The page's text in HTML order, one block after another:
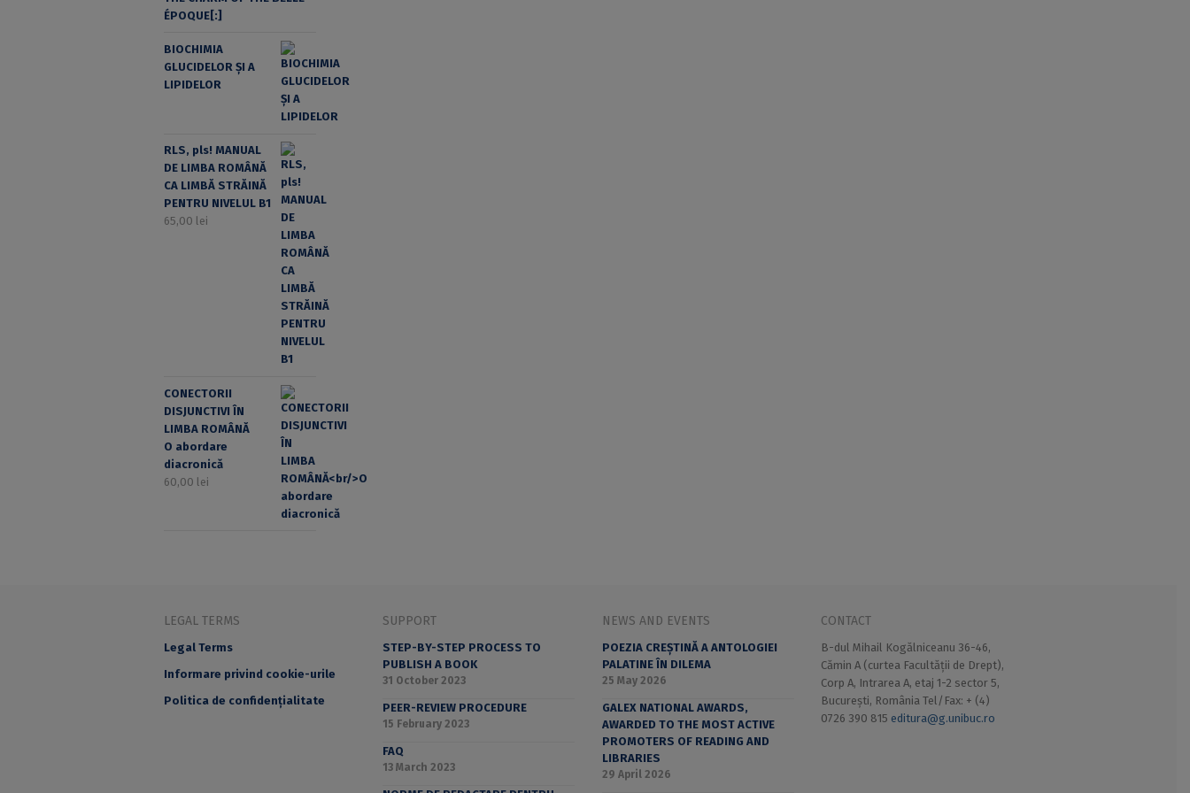
ÉPOQUE[:]
BIOCHIMIA
GLUCIDELOR ȘI A
LIPIDELOR
RLS, pls! MANUAL
DE LIMBA ROMÂNĂ
CA LIMBĂ STRĂINĂ
PENTRU NIVELUL B1
65,00 lei
CONECTORII
DISJUNCTIVI ÎN
LIMBA ROMÂNĂ
O abordare
diacronică
60,00 lei
LEGAL TERMS
Legal Terms
Informare privind cookie-urile
Politica de confidențialitate
SUPPORT
STEP-BY-STEP PROCESS TO
PUBLISH A BOOK
31 October 2023
PEER-REVIEW PROCEDURE
15 February 2023
FAQ
13 March 2023
NEWS AND EVENTS
POEZIA CREȘTINĂ A ANTOLOGIEI
PALATINE ÎN DILEMA
25 May 2026
GALEX NATIONAL AWARDS,
AWARDED TO THE MOST ACTIVE
PROMOTERS OF READING AND
LIBRARIES
29 April 2026
CONTACT
B-dul Mihail Kogălniceanu 36-46,
Cămin A (curtea Facultății de Drept),
Corp A, Intrarea A, etaj 1-2 sector 5,
București, România Tel/Fax: + (4)
0726 390 815 editura@g.unibuc.ro